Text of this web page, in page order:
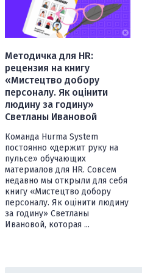
Методичка для HR:
рецензия на книгу
«Мистецтво добору
персоналу. Як оцінити
людину за годину»
Светланы Ивановой
Команда Hurma System
постоянно «держит руку на
пульсе» обучающих
материалов для HR. Совсем
недавно мы открыли для себя
книгу «Мистецтво добору
персоналу. Як оцінити людину
за годину» Светланы
Ивановой, которая ...